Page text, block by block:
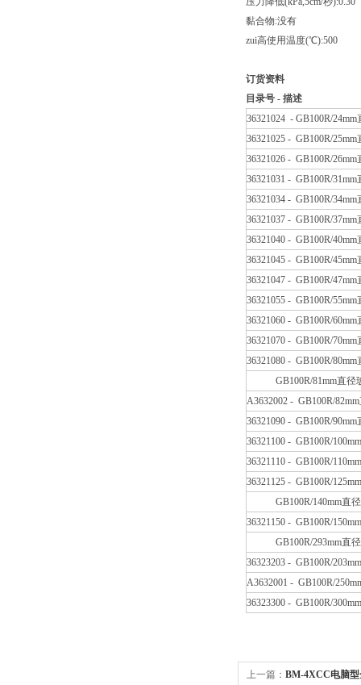
黏合物:没有
zui高使用温度(℃):500
订货资料
目录号 - 描述
36321024 - GB100R/
36321025 - GB100R/
36321026 - GB100R/
36321031 - GB100R/
36321034 - GB100R/
36321037 - GB100R/
36321040 - GB100R/
36321045 - GB100R/
36321047 - GB100R/
36321055 - GB100R/
36321060 - GB100R/
36321070 - GB100R/
36321080 - GB100R/
GB100R/81mm直径玻
A3632002 - GB100R/
36321090 - GB100R/
36321100 - GB100R/
36321110 - GB100R/
36321125 - GB100R/
GB100R/140mm直径
36321150 - GB100R/
GB100R/293mm直径
36323203 - GB100R/
A3632001 - GB100R/
36323300 - GB100R/
上一篇： BM-4XCC电脑